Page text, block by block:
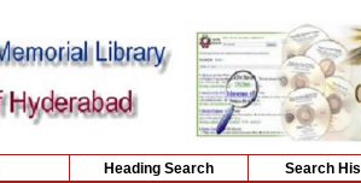
Heading Search Search